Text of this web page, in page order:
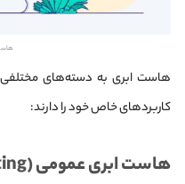
هاست ابری به دسته‌های
کاربردهای خاص خود را دارند:
هاست ابری عمومی (Public Cloud Hosting)